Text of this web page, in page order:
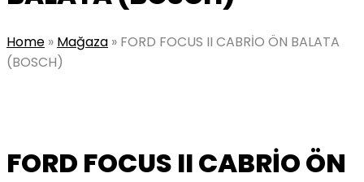
Home » Mağaza » FORD FOCUS II CABRİO ÖN BALATA
(BOSCH)
FORD FOCUS II CABRİO ÖN